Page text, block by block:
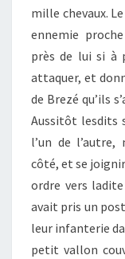
mille chevaux.
ennemie
près de lui si à
attaquer, et
de Brezé qu’ils
Aussitôt lesdits
l’un de
côté, et se
ordre vers
avait pris un
leur infanterie
petit vallon